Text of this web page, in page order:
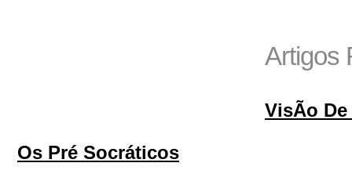
Artigos
VisÃo
Os Pré Socráticos